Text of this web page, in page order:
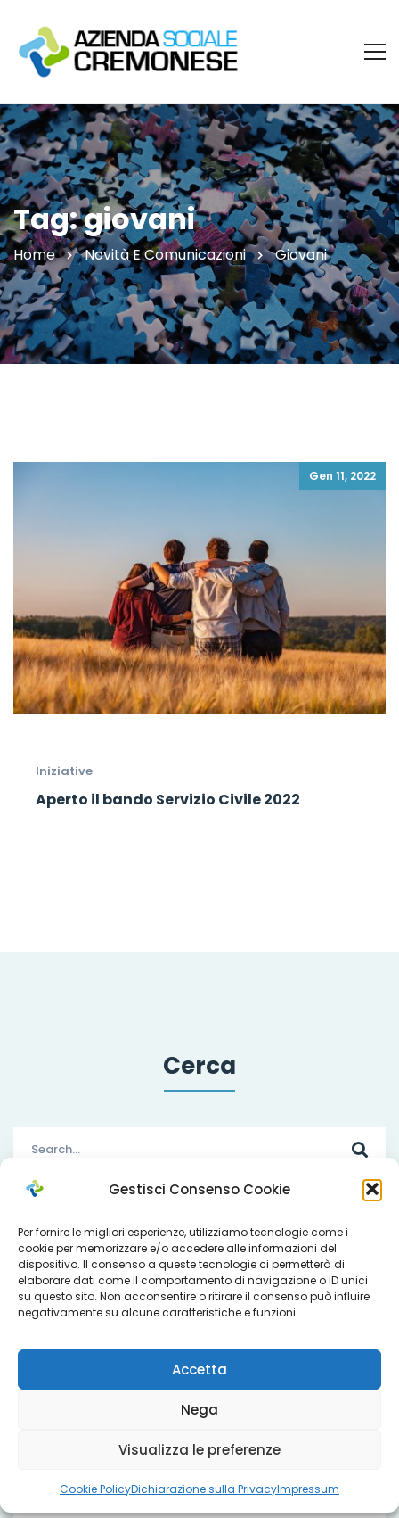
Gestisci Consenso Cookie
Per fornire le migliori esperienze, utilizziamo tecnologie come i
cookie per memorizzare e/o accedere alle informazioni del
dispositivo. Il consenso a queste tecnologie ci permetterà di
elaborare dati come il comportamento di navigazione o ID unici
su questo sito. Non acconsentire o ritirare il consenso può influire
negativamente su alcune caratteristiche e funzioni.
Accetta
Nega
Visualizza le preferenze
Cookie PolicyDichiarazione sulla PrivacyImpressum
Tag: giovani
Home Novità E Comunicazioni Giovani
Gen 11, 2022
Iniziative
Aperto il bando Servizio Civile 2022
Cerca
for:
Che cosa facciamo